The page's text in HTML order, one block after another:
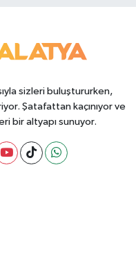
sizleri buluştururken,
Şatafattan kaçınıyor ve
bir altyapı sunuyor.